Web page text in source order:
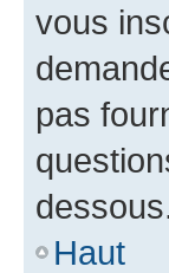
vous
pas
Haut